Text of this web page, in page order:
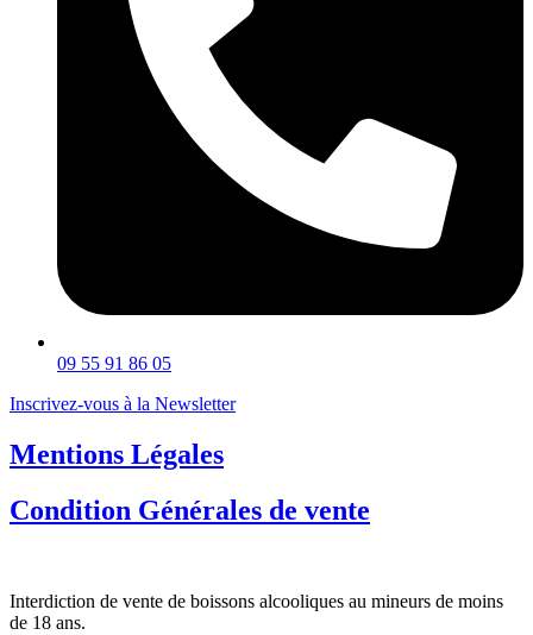
09 55 91 86 05
Inscrivez-vous à la Newsletter
Mentions Légales
Condition Générales de vente
Interdiction de vente de boissons alcooliques au mineurs de moins
de 18 ans.